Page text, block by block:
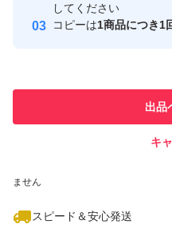
取引実績
ません
スピード＆安心発送
してください
コピーは1商品につき1
出品
キ